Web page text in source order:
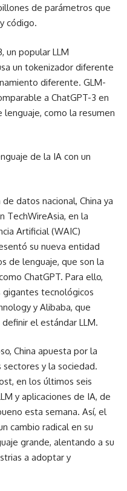
de parámetros que
código.
un popular LLM
un tokenizador diferente
diferente. GLM-
a ChatGPT-3 en
como la resumen
de la IA con un
datos nacional, China ya
TechWireAsia, en la
Artificial (WAIC)
su nueva entidad
de lenguaje, que son la
ChatGPT. Para ello,
tecnológicos
y Alibaba, que
el estándar LLM.
China apuesta por la
y la sociedad.
en los últimos seis
y aplicaciones de IA, de
esta semana. Así, el
cambio radical en su
grande, alentando a su
a adoptar y